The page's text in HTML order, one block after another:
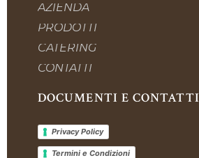
AZIENDA
PRODOTTI
CATERING
CONTATTI
DOCUMENTI E CONTATTI
Privacy Policy
Termini e Condizioni